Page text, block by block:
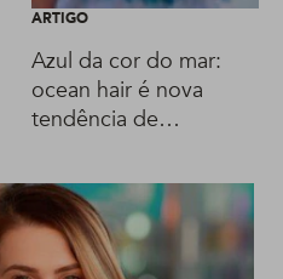
ARTIGO
Azul da cor do mar:
ocean hair é nova
tendência de